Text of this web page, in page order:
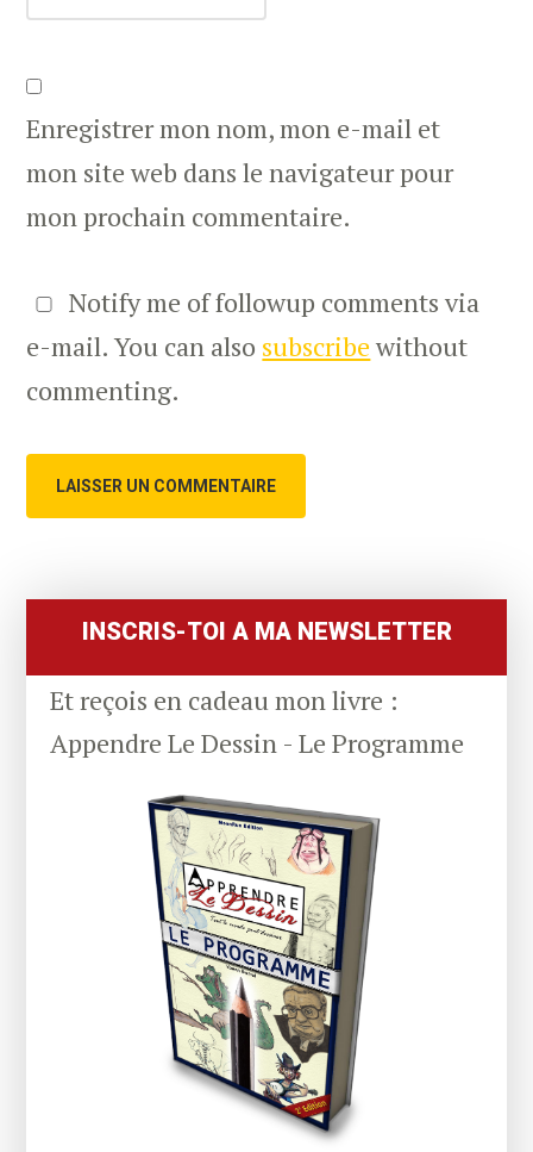
Enregistrer mon nom, mon e-mail et
mon site web dans le navigateur pour
mon prochain commentaire.
Notify me of followup comments via
e-mail. You can also subscribe without
commenting.
Sidebar
INSCRIS-TOI A MA NEWSLETTER
Et reçois en cadeau mon livre :
Appendre Le Dessin - Le Programme